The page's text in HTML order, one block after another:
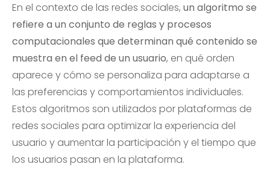
En el contexto de las redes sociales, un algoritmo se
refiere a un conjunto de reglas y procesos
computacionales que determinan qué contenido se
muestra en el feed de un usuario, en qué orden
aparece y cómo se personaliza para adaptarse a
las preferencias y comportamientos individuales.
Estos algoritmos son utilizados por plataformas de
redes sociales para optimizar la experiencia del
usuario y aumentar la participación y el tiempo que
los usuarios pasan en la plataforma.